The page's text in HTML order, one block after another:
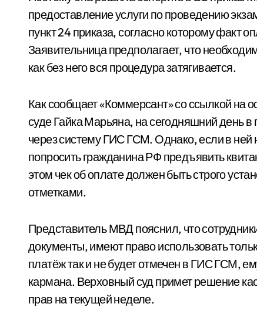
предоставление услуги по проведению
пункт 24 приказа, согласно которому
Заявительница предполагает, что
как без него вся процедура затягивается.
Как сообщает «Коммерсант» со ссылкой
суде Гайка Марьяна, на сегодняшний день
через систему ГИС ГСМ. Однако, если в
попросить гражданина РФ предъявить
этом чек об оплате должен быть строго
отметками.
Представитель МВД пояснил, что
документы, имеют право использовать
платёж так и не будет отмечен в ГИС ГСМ,
кармана. Верховный суд примет решение
прав на текущей неделе.